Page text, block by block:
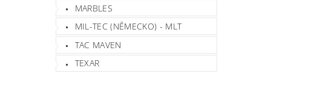
MARBLES
MIL-TEC (NĚMECKO) - MLT
TAC MAVEN
TEXAR